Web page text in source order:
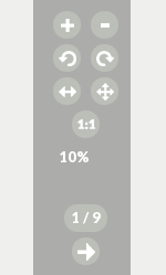
10%
1 / 9